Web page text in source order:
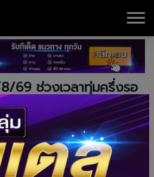
69 ช่วงเวลาทุ่มครึ่งรอ
มได้ทุกวัน
ฮานอยvip 8/8/69 ผลนั้นออกทุก
น. สามารถตรวจเช็กได้ทันทีที่
ต์ของประเทศเวียดนามเราอัพเดท
เว็บมีให้แทงแล้วห้ามพลาด